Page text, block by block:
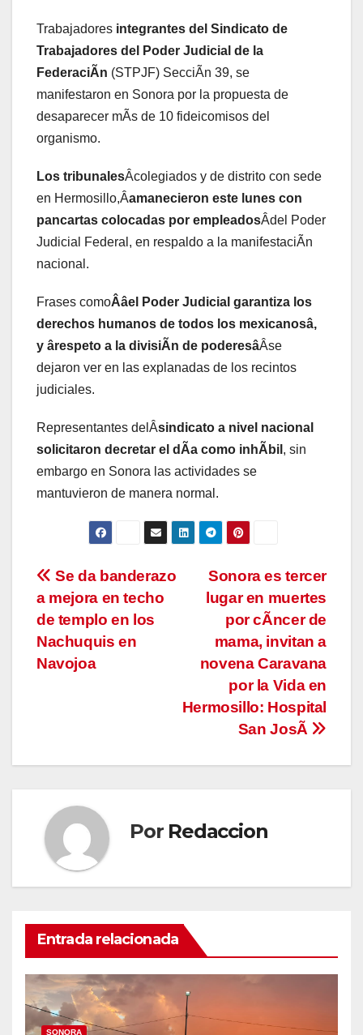
Trabajadores integrantes del Sindicato de
Trabajadores del Poder Judicial de la
FederaciÃn (STPJF) SecciÃn 39, se
manifestaron en Sonora por la propuesta de
desaparecer mÃs de 10 fideicomisos del
organismo.
Los tribunalesÂcolegiados y de distrito con sede
en Hermosillo,Âamanecieron este lunes con
pancartas colocadas por empleadosÂdel Poder
Judicial Federal, en respaldo a la manifestaciÃn
nacional.
Frases comoÂâel Poder Judicial garantiza los
derechos humanos de todos los mexicanosâ,
y ârespeto a la divisiÃn de poderesâÂse
dejaron ver en las explanadas de los recintos
judiciales.
Representantes delÂsindicato a nivel nacional
solicitaron decretar el dÃa como inhÃbil , sin
embargo en Sonora las actividades se
mantuvieron de manera normal.
Navegación
de
entradas
Sonora es tercer
lugar en muertes
por cÃncer de
mama, invitan a
novena Caravana
por la Vida en
Hermosillo: Hospital
San JosÃ
Se da banderazo
a mejora en techo
de templo en los
Nachuquis en
Navojoa
Por Redaccion
Entrada relacionada
SONORA